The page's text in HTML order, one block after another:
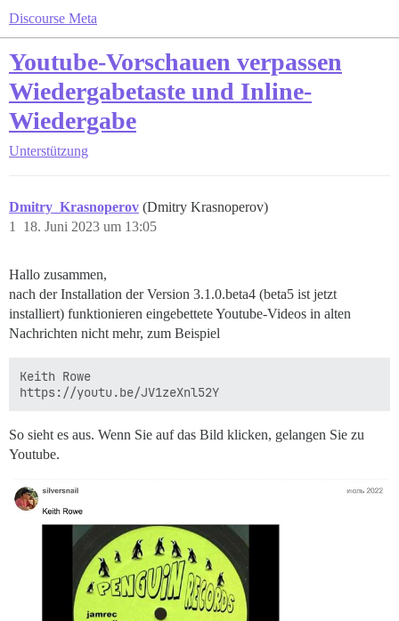
Discourse Meta
Youtube-Vorschauen verpassen
Wiedergabetaste und Inline-
Wiedergabe
Unterstützung
Dmitry_Krasnoperov (Dmitry Krasnoperov)
18. Juni 2023 um 13:05
1
Hallo zusammen,
nach der Installation der Version 3.1.0.beta4 (beta5 ist jetzt
installiert) funktionieren eingebettete Youtube-Videos in alten
Nachrichten nicht mehr, zum Beispiel
Keith Rowe
So sieht es aus. Wenn Sie auf das Bild klicken, gelangen Sie zu
Youtube.